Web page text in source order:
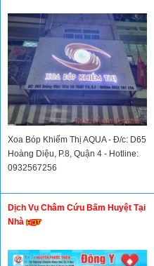
Xoa Bóp Khiếm Thị AQUA - Đ/c: D65
Hoàng Diệu, P.8, Quận 4 - Hotline:
0932567256
Dịch Vụ Châm Cứu Bấm Huyệt Tại
Nhà